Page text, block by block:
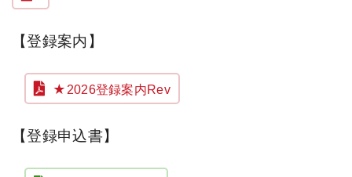
【登録案内】
★2026登録案内Rev
【登録申込書】